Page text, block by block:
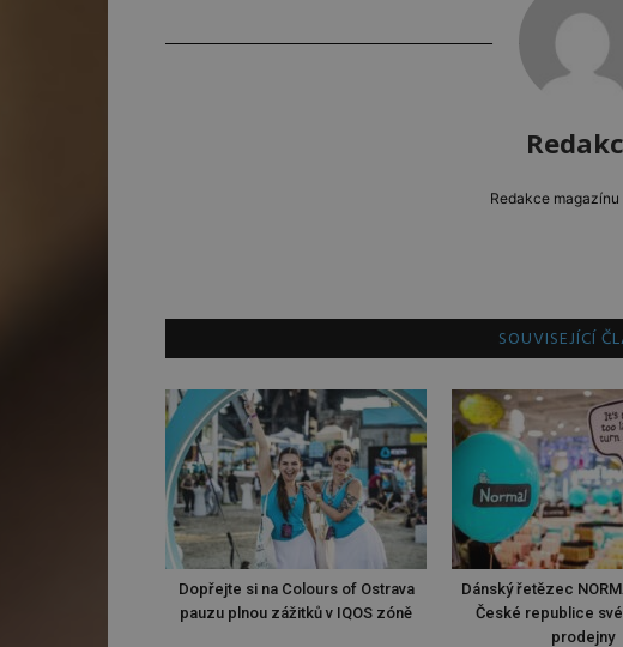
Redakce
SOUVISEJÍCÍ
Dopřejte si na Colours of Ostrava
pauzu plnou zážitků v IQOS zóně
Dánský řetězec
České republice
prodejny